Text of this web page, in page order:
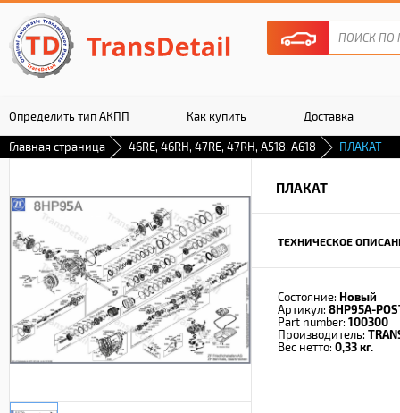
Определить тип АКПП Как купить Доставка
Гарантия
Главная страница 46RE, 46RH, 47RE, 47RH, A518, A618 ПЛАКАТ
ПЛАКАТ
ТЕХНИЧЕСКОЕ
Состояние: Новый
Артикул: 8HP95A-
Part number: 100300
Производитель:
Вес нетто: 0,33 кг.